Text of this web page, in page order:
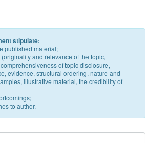
stipulate:
published material;
and relevance of the topic,
of topic disclosure,
evidence, structural ordering, nature and
illustrative material, the credibility of
to author.